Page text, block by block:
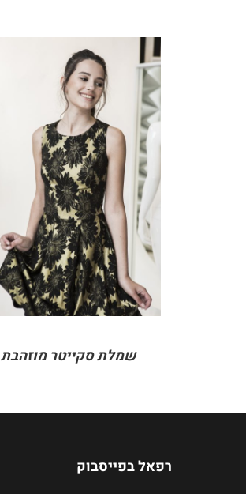
DETAILS
שמלת סקייטר מוזהבת
רפאל בפייסבוק